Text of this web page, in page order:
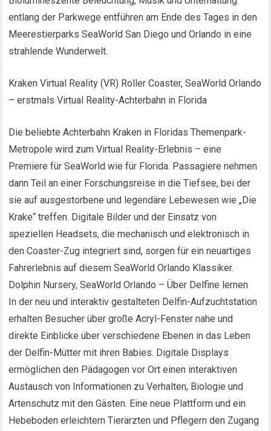
entlang der Parkwege entführen am Ende des Tages in den
Meerestierparks SeaWorld San Diego und Orlando in eine
strahlende Wunderwelt.
Kraken Virtual Reality (VR) Roller Coaster, SeaWorld Orlando
– erstmals Virtual Reality-Achterbahn in Florida
Die beliebte Achterbahn Kraken in Floridas Themenpark-
Metropole wird zum Virtual Reality-Erlebnis – eine
Premiere für SeaWorld wie für Florida. Passagiere nehmen
dann Teil an einer Forschungsreise in die Tiefsee, bei der
sie auf ausgestorbene und legendäre Lebewesen wie „Die
Krake“ treffen. Digitale Bilder und der Einsatz von
speziellen Headsets, die mechanisch und elektronisch in
den Coaster-Zug integriert sind, sorgen für ein neuartiges
Fahrerlebnis auf diesem SeaWorld Orlando Klassiker.
Dolphin Nursery, SeaWorld Orlando – Über Delfine lernen
In der neu und interaktiv gestalteten Delfin-Aufzuchtstation
erhalten Besucher über große Acryl-Fenster nahe und
direkte Einblicke über verschiedene Ebenen in das Leben
der Delfin-Mütter mit ihren Babies. Digitale Displays
ermöglichen den Pädagogen vor Ort einen interaktiven
Austausch von Informationen zu Verhalten, Biologie und
Artenschutz mit den Gästen. Eine neue Plattform und ein
Hebeboden erleichtern Tierärzten und Pflegern den Zugang